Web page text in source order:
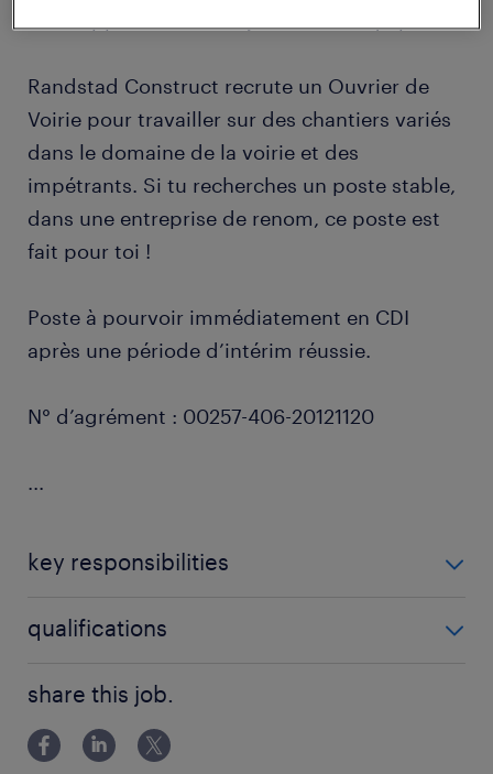
Randstad Construct recrute un Ouvrier de
Voirie pour travailler sur des chantiers variés
dans le domaine de la voirie et des
impétrants. Si tu recherches un poste stable,
dans une entreprise de renom, ce poste est
fait pour toi !
Poste à pourvoir immédiatement en CDI
après une période d’intérim réussie.
N° d’agrément : 00257-406-20121120
...
key responsibilities
d’aménagements de routes, pose de pavés,
terrassements et autres travaux liés à la voirie.
Collaboration avec l’équipe : Travailler avec tes
qualifications
compétences suivantes :
Expérience : Expérience dans les travaux de
share this job.